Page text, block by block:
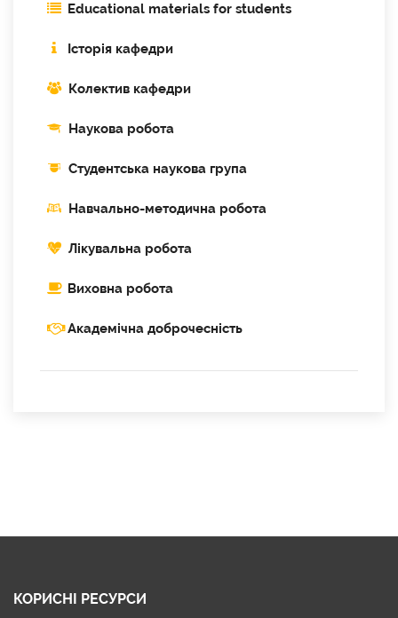
Educational materials for students
Історія кафедри
Колектив кафедри
Наукова робота
Cтудентська наукова група
Навчально-методична робота
Лікувальна робота
Виховна робота
Академічна доброчесність
КОРИСНІ РЕСУРСИ